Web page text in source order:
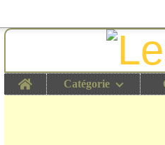
Home Catégorie